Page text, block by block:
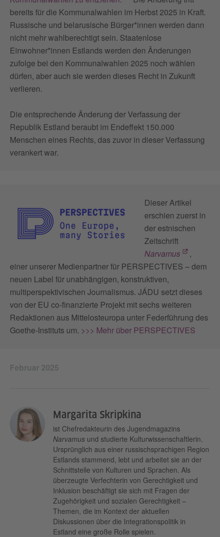
bereits für die Kommunalwahlen im Herbst 2025 in Kraft.
Russische und belarusische Bürger*innen werden dann
nicht mehr wahlberechtigt sein. Staatenlose
Einwohner*innen Estlands werden den Änderungen
zufolge bei den Kommunalwahlen 2025 noch wählen
dürfen, aber auch sie werden dieses Recht in Zukunft
verlieren.
Die entsprechende Änderung der Verfassung der
Republik Estland beraubt im Endeffekt 150.000
Menschen eines Rechts, das zuvor in dieser Verfassung
verankert war.
Dieser Artikel
erschien zuerst in
der estnischen
Zeitschrift
Narvamus
,
einer unserer Medienpartner für PERSPECTIVES – dem
neuen Label für unabhängigen, konstruktiven,
multiperspektivischen Journalismus. JÁDU setzt dieses
von der EU co-finanzierte Projekt mit sechs weiteren
Redaktionen aus Mittelosteuropa unter Federführung des
Goethe-Instituts um. >>> Mehr über PERSPECTIVES
Februar 2025
Margarita Skripkina
ist Chefredakteurin des Jugendmagazins
Narvamus und studierte Kulturwissenschaftlerin.
Ursprünglich aus einer russischsprachigen Region
Estlands stammend, lebt und arbeitet sie an der
Schnittstelle von Kulturen und Sprachen. Als
überzeugte Verfechterin von Gerechtigkeit und
Inklusion beschäftigt sie sich mit Fragen der
Zugehörigkeit und sozialen Gerechtigkeit –
Themen, die im Kontext der aktuellen
Diskussionen über die Integrationspolitik in
Estland eine große Rolle spielen.